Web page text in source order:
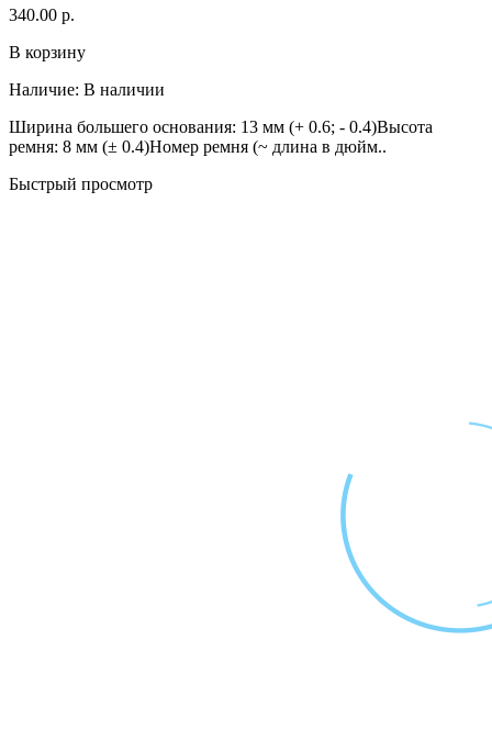
340.00 р.
В корзину
Наличие: В наличии
Ширина большего основания: 13 мм (+ 0.6; - 0.4)Высота
ремня: 8 мм (± 0.4)Номер ремня (~ длина в дюйм..
Быстрый просмотр